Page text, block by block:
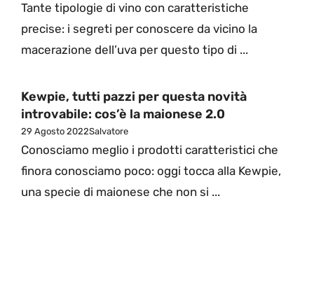
Tante tipologie di vino con caratteristiche
precise: i segreti per conoscere da vicino la
macerazione dell’uva per questo tipo di ...
Kewpie, tutti pazzi per questa novità
introvabile: cos’è la maionese 2.0
29 Agosto 2022Salvatore
Conosciamo meglio i prodotti caratteristici che
finora conosciamo poco: oggi tocca alla Kewpie,
una specie di maionese che non si ...